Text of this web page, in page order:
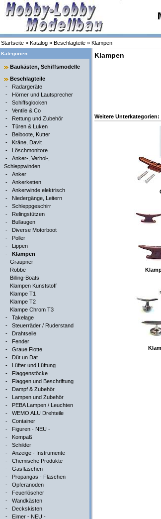
Startseite » Katalog » Beschlagteile » Klampen
Kategorien
Baukästen, Schiffsmodelle
Beschlagteile
- Radargeräte
- Hörner und Lautsprecher
- Schiffsglocken
- Ventile & Co
- Rettung und Zubehör
- Türen & Luken
- Beiboote, Kutter
- Kräne, Davit
- Löschmonitore
- Anker-, Verhol-,
Schleppwinden
- Anker
- Ankerketten
- Ankerwinde elektrisch
- Niedergänge, Leitern
- Schleppgeschirr
- Relingstützen
- Bullaugen
- Diverse Motorboot
- Poller
- Lippen
- Klampen
Graupner
Robbe
Billing-Boats
Klampen Kunststoff
Klampe T1
Klampe T2
Klampe Chrom T3
- Takelage
- Steuerräder / Ruderstand
- Drahtseile
- Fender
- Graue Flotte
- Düt un Dat
- Lüfter und Lüftung
- Flaggenstöcke
- Flaggen und Beschriftung
- Dampf & Zubehör
- Lampen und Zubehör
- PEBA Lampen / Leuchten
- WEMO ALU Drehteile
- Container
- Figuren - NEU -
- Kompaß
- Schilder
- Anzeige - Instrumente
- Chemische Produkte
- Gasflaschen
- Propangas - Flaschen
- Opferanoden
- Feuerlöscher
- Wandkästen
- Deckskisten
- Eimer - NEU -
Klampen
Weitere Unterkategorien: